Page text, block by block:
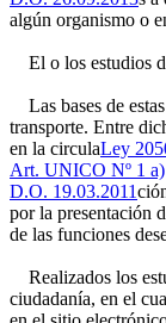
algún organismo o
El o los estudios
Las bases de
transporte. Entre
en la circulaLey
Art. UNICO Nº 1 a)
D.O. 19.03.2011
por la presentación
de las funciones
Realizados los
ciudadanía, en el